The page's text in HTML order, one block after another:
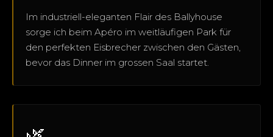
Im industriell-eleganten Flair des Ballyhouse
sorge ich beim Apéro im weitläufigen Park für
den perfekten Eisbrecher zwischen den Gästen,
bevor das Dinner im grossen Saal startet.